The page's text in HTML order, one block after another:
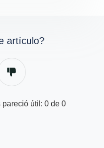
artículo?
útil: 0 de 0